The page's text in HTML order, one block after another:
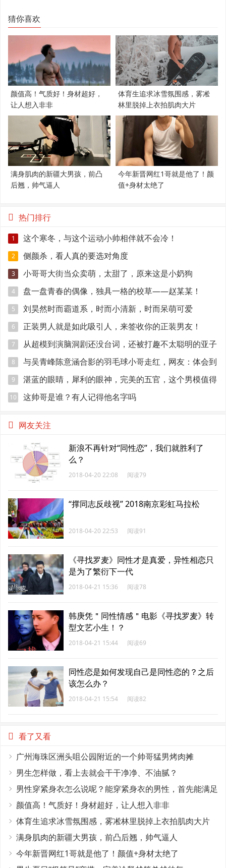
猜你喜欢
颜值高！气质好！身材超好，
让人想入非非
体育生追求冰雪氛围感，雾凇
林里脱掉上衣拍肌肉大片
满身肌肉的新疆大男孩，前凸
后翘，帅气逼人
今年新晋网红1哥就是他了！颜
值+身材太绝了
热门排行
1 这个寒冬，与这个运动小帅相伴就不会冷！
2 侧颜杀，看人真的要选对角度
3 小哥哥大街当众卖萌，太甜了，原来这是小奶狗
4 盘一盘青春的偶像，独具一格的校草——赵某某！
5 刘昊然时而霸道系，时而小清新，时而呆萌可爱
6 正装男人就是如此吸引人，来签收你的正装男友！
7 从超模到演脑洞剧还没台词，还被打趣不太聪明的亚子
8
与吴青峰陈意涵合影的羽毛球小哥走红，网友：体会到
萧亚轩的快乐
9
湛蓝的眼睛，犀利的眼神，完美的五官，这个男模值得
关注！
10 这帅哥是谁？有人记得他名字吗
网友关注
新浪不再针对“同性恋”，我们就胜利了
么？
2018-04-20 22:08 阅读79
“撑同志反歧视” 2018南京彩虹马拉松
2018-04-20 22:53 阅读91
《寻找罗麦》同性才是真爱，异性相恋只
是为了繁衍下一代
2018-04-21 15:36 阅读78
韩庚凭＂同性情感＂电影《寻找罗麦》转
型文艺小生！？
2018-04-21 15:44 阅读69
同性恋是如何发现自己是同性恋的？之后
该怎么办？
2018-04-21 15:54 阅读82
看了又看
广州海珠区洲头咀公园附近的一个帅哥猛男烤肉摊
男生怎样做，看上去就会干干净净、不油腻？
男性穿紧身衣怎么说呢？能穿紧身衣的男性，首先能满足
这4个条件
颜值高！气质好！身材超好，让人想入非非
体育生追求冰雪氛围感，雾凇林里脱掉上衣拍肌肉大片
满身肌肉的新疆大男孩，前凸后翘，帅气逼人
今年新晋网红1哥就是他了！颜值+身材太绝了